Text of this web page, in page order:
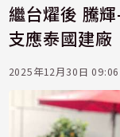
繼台燿後 騰
支應泰國建廠
2025年12月30日